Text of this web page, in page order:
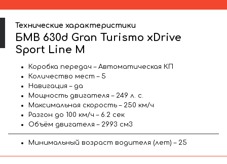
Технические характеристики
БМВ 630d Gran Turismo xDrive
Sport Line М
Коробка передач – Автоматическая КП
Количество мест – 5
Навигация – да
Мощность двигателя – 249 л. с.
Максимальная скорость – 250 км/ч
Разгон до 100 км/ч – 6.2 сек
Объём двигателя – 2993 см3
Минимальный возраст водителя (лет) – 25